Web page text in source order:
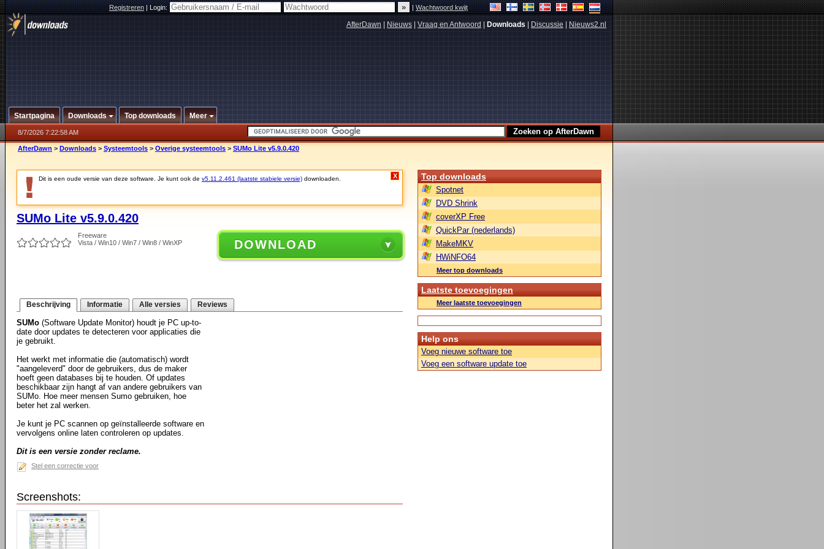
Registreren|Login: |Wachtwoord kwijt
AfterDawn Nieuws Vraag en Antwoord Downloads Discussie Nieuws2.nl
Startpagina Downloads Top downloads Meer
8/7/2026 7:22:58 AM
AfterDawn > Downloads > Systeemtools > Overige systeemtools > SUMo Lite v5.9.0.420
Dit is een oude versie van deze software. Je kunt ook de v5.11.2.461 (laatste stabiele versie) downloaden. X
SUMo Lite v5.9.0.420
Freeware
Vista / Win10 / Win7 / Win8 / WinXP
DOWNLOAD
Beschrijving Informatie Alle versies Reviews
SUMo (Software Update Monitor) houdt je PC up-to-
date door updates te detecteren voor applicaties die
je gebruikt.
Het werkt met informatie die (automatisch) wordt
"aangeleverd" door de gebruikers, dus de maker
hoeft geen databases bij te houden. Of updates
beschikbaar zijn hangt af van andere gebruikers van
SUMo. Hoe meer mensen Sumo gebruiken, hoe
beter het zal werken.
Je kunt je PC scannen op geïnstalleerde software en
vervolgens online laten controleren op updates.
Dit is een versie zonder reclame.
Stel een correctie voor
Screenshots:
Top downloads
Spotnet
DVD Shrink
coverXP Free
QuickPar (nederlands)
MakeMKV
HWiNFO64
Meer top downloads
Laatste toevoegingen
Meer laatste toevoegingen
Help ons
Voeg nieuwe software toe
Voeg een software update toe